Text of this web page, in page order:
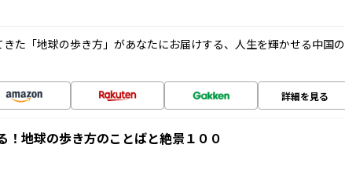
た「地球の歩き方」があなたにお届けする、人生を輝かせる中国の
詳細を見る
！地球の歩き方のことばと絶景１００